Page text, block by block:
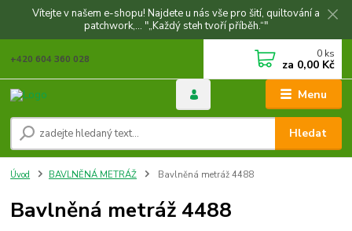
Vítejte v našem e-shopu! Najdete u nás vše pro šití, quiltování a
patchwork,... "„Každý steh tvoří příběh.“"
Menu
Hledat
+420 604 360 028 0 ks
za 0,00 Kč
Úvod BAVLNĚNÁ METRÁŽ Bavlněná metráž 4488
Bavlněná metráž 4488